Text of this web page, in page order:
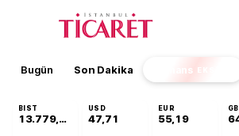
Bugün Son Dakika Finans EKSTRA
BIST
13.779,39
USD
47,71
EUR
55,19